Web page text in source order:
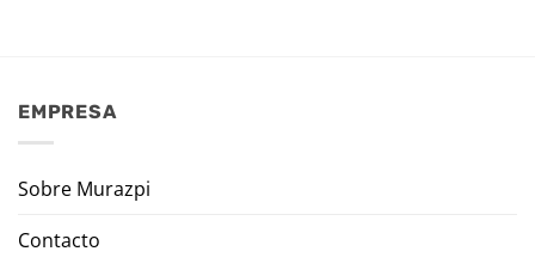
EMPRESA
Sobre Murazpi
Contacto